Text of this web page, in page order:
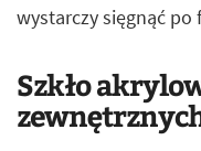
wystarczy sięgnąć
Szkło